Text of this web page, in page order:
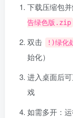
下载压缩包
告绿色版.zip
双击
!)绿化
始化）
进入桌面后
戏
如需多开：